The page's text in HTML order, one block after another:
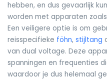
hebben, en dus gevaarlijk
worden met apparaten
Een veiligere optie is om
reisspecifieke föhn, stijltang
van dual voltage. Deze
spanningen en frequenties
waardoor je dus helemaal